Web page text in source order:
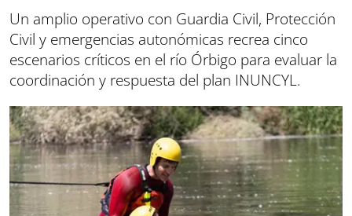
Un amplio operativo con Guardia Civil, Protección
Civil y emergencias autonómicas recrea cinco
escenarios críticos en el río Órbigo para evaluar la
coordinación y respuesta del plan INUNCYL.